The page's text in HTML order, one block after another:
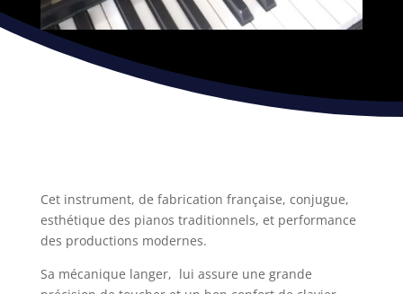
Cet instrument, de fabrication française, conjugue,
esthétique des pianos traditionnels, et performance
des productions modernes.
Sa mécanique langer, lui assure une grande